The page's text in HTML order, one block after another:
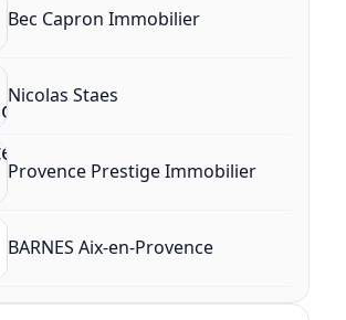
Bec Capron Immobilier
Nicolas Staes
Provence Prestige Immobilier
BARNES Aix-en-Provence